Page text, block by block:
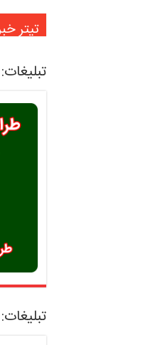
تیتر
تبلیغات:
تبلیغات: